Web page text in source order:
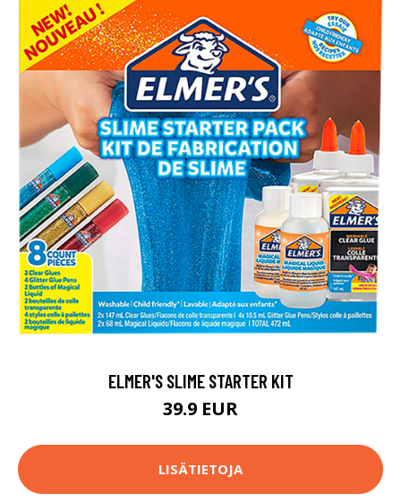
ELMER'S SLIME STARTER KIT
39.9 EUR
LISÄTIETOJA